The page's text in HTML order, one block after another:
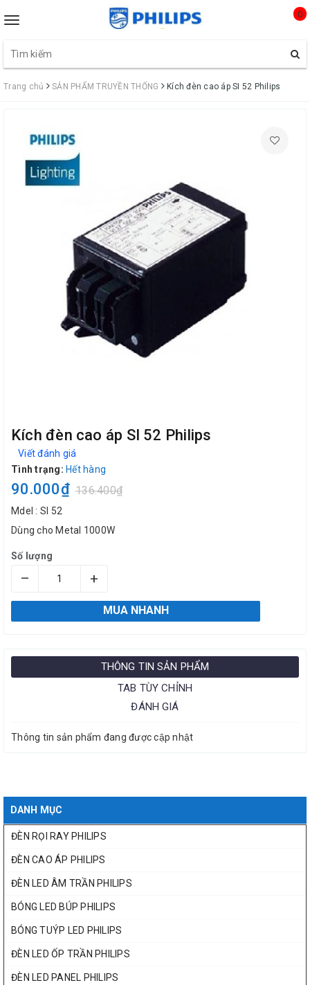
Toggle
0
Trang chủ SẢN PHẨM TRUYỀN THỐNG Kích đèn cao áp SI 52 Philips
Kích đèn cao áp SI 52 Philips
Viết đánh giá
Tình trạng: Hết hàng
90.000₫ 136.400₫
Mdel : SI 52
Dùng cho Metal 1000W
Số lượng
– +
MUA NHANH
THÔNG TIN SẢN PHẨM
TAB TÙY CHỈNH
ĐÁNH GIÁ
Thông tin sản phẩm đang được cập nhật
DANH MỤC
ĐÈN RỌI RAY PHILIPS
ĐÈN CAO ÁP PHILIPS
ĐÈN LED ÂM TRẦN PHILIPS
BÓNG LED BÚP PHILIPS
BÓNG TUÝP LED PHILIPS
ĐÈN LED ỐP TRẦN PHILIPS
ĐÈN LED PANEL PHILIPS